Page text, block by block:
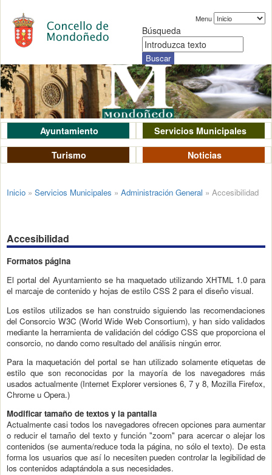
Menu
Búsqueda
Ayuntamiento
Servicios Municipales
Turismo
Noticias
Inicio » Servicios Municipales » Administración General » Accesibilidad
Accesibilidad
Formatos página
El portal del Ayuntamiento se ha maquetado utilizando XHTML 1.0 para
el marcaje de contenido y hojas de estilo CSS 2 para el diseño visual.
Los estilos utilizados se han construido siguiendo las recomendaciones
del Consorcio W3C (World Wide Web Consortium), y han sido validados
mediante la herramienta de validación del código CSS que proporciona el
consorcio, no dando como resultado del análisis ningún error.
Para la maquetación del portal se han utilizado solamente etiquetas de
estilo que son reconocidas por la mayoría de los navegadores más
usados actualmente (Internet Explorer versiones 6, 7 y 8, Mozilla Firefox,
Chrome u Opera.)
Modificar tamaño de textos y la pantalla
Actualmente casi todos los navegadores ofrecen opciones para aumentar
o reducir el tamaño del texto y función "zoom" para acercar o alejar los
contenidos (se aumenta/reduce toda la página, no sólo el texto). De esta
forma los usuarios que así lo necesiten pueden controlar la legibilidad de
los contenidos adaptándola a sus necesidades.